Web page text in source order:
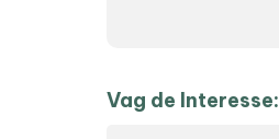
Vag de Interesse: